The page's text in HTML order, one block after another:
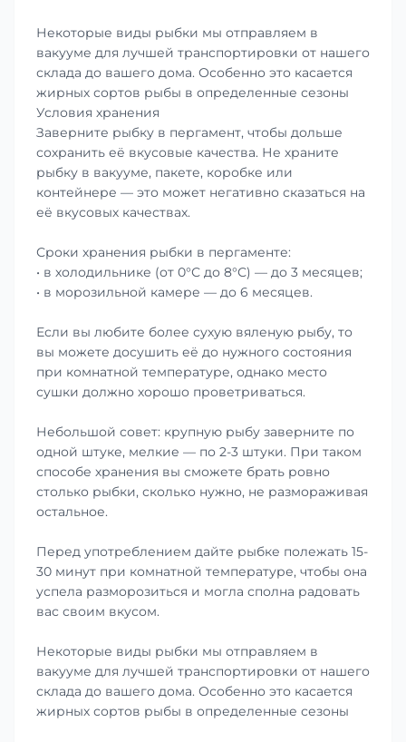
Некоторые виды рыбки мы отправляем в
вакууме для лучшей транспортировки от нашего
склада до вашего дома. Особенно это касается
жирных сортов рыбы в определенные сезоны
Условия хранения
Заверните рыбку в пергамент, чтобы дольше
сохранить её вкусовые качества. Не храните
рыбку в вакууме, пакете, коробке или
контейнере — это может негативно сказаться на
её вкусовых качествах.
Сроки хранения рыбки в пергаменте:
• в холодильнике (от 0°С до 8°С) — до 3 месяцев;
• в морозильной камере — до 6 месяцев.
Если вы любите более сухую вяленую рыбу, то
вы можете досушить её до нужного состояния
при комнатной температуре, однако место
сушки должно хорошо проветриваться.
Небольшой совет: крупную рыбу заверните по
одной штуке, мелкие — по 2-3 штуки. При таком
способе хранения вы сможете брать ровно
столько рыбки, сколько нужно, не размораживая
остальное.
Перед употреблением дайте рыбке полежать 15-
30 минут при комнатной температуре, чтобы она
успела разморозиться и могла сполна радовать
вас своим вкусом.
Некоторые виды рыбки мы отправляем в
вакууме для лучшей транспортировки от нашего
склада до вашего дома. Особенно это касается
жирных сортов рыбы в определенные сезоны